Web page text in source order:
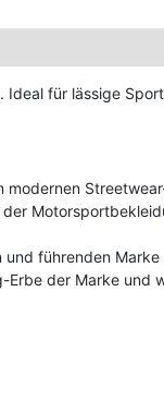
für lässige
modernen
führenden
der Marke